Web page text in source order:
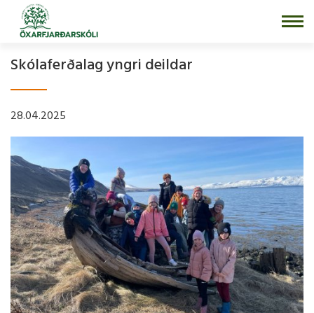
Fara
efni
Skólaferðalag yngri deildar
28.04.2025